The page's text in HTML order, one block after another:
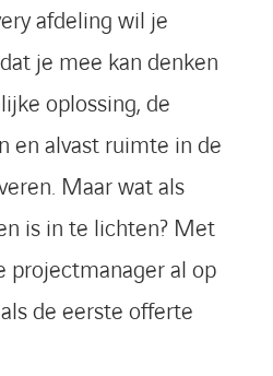
afdeling wil je
je mee kan denken
oplossing, de
en alvast ruimte in de
Maar wat als
is in te lichten? Met
projectmanager al op
de eerste offerte